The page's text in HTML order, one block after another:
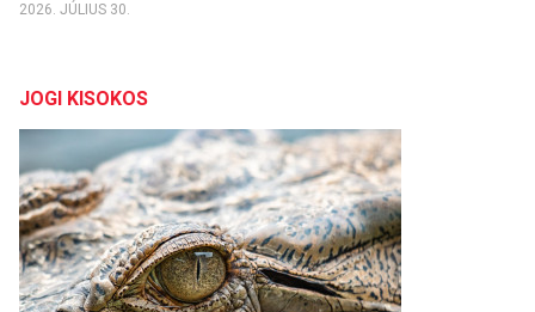
2026. JÚLIUS 30.
JOGI KISOKOS